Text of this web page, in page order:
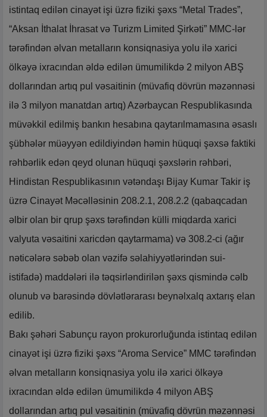
istintaq edilən cinayət işi üzrə fiziki şəxs “Metal Trades”,
“Aksan İthalat İhrasat və Turizm Limited Şirkəti” MMC-lər
tərəfindən əlvan metalların konsiqnasiya yolu ilə xarici
ölkəyə ixracından əldə edilən ümumilikdə 2 milyon ABŞ
dollarından artıq pul vəsaitinin (müvafiq dövrün məzənnəsi
ilə 3 milyon manatdan artıq) Azərbaycan Respublikasında
müvəkkil edilmiş bankın hesabına qaytarılmamasına əsaslı
şübhələr müəyyən edildiyindən həmin hüquqi şəxsə faktiki
rəhbərlik edən qeyd olunan hüquqi şəxslərin rəhbəri,
Hindistan Respublikasının vətəndaşı Bijay Kumar Takir iş
üzrə Cinayət Məcəlləsinin 208.2.1, 208.2.2 (qabaqcadan
əlbir olan bir qrup şəxs tərəfindən külli miqdarda xarici
valyuta vəsaitini xaricdən qaytarmama) və 308.2-ci (ağır
nəticələrə səbəb olan vəzifə səlahiyyətlərindən sui-
istifadə) maddələri ilə təqsirləndirilən şəxs qismində cəlb
olunub və barəsində dövlətlərarası beynəlxalq axtarış elan
edilib.
Bakı şəhəri Sabunçu rayon prokurorluğunda istintaq edilən
cinayət işi üzrə fiziki şəxs “Aroma Service” MMC tərəfindən
əlvan metalların konsiqnasiya yolu ilə xarici ölkəyə
ixracından əldə edilən ümumilikdə 4 milyon ABŞ
dollarından artıq pul vəsaitinin (müvafiq dövrün məzənnəsi